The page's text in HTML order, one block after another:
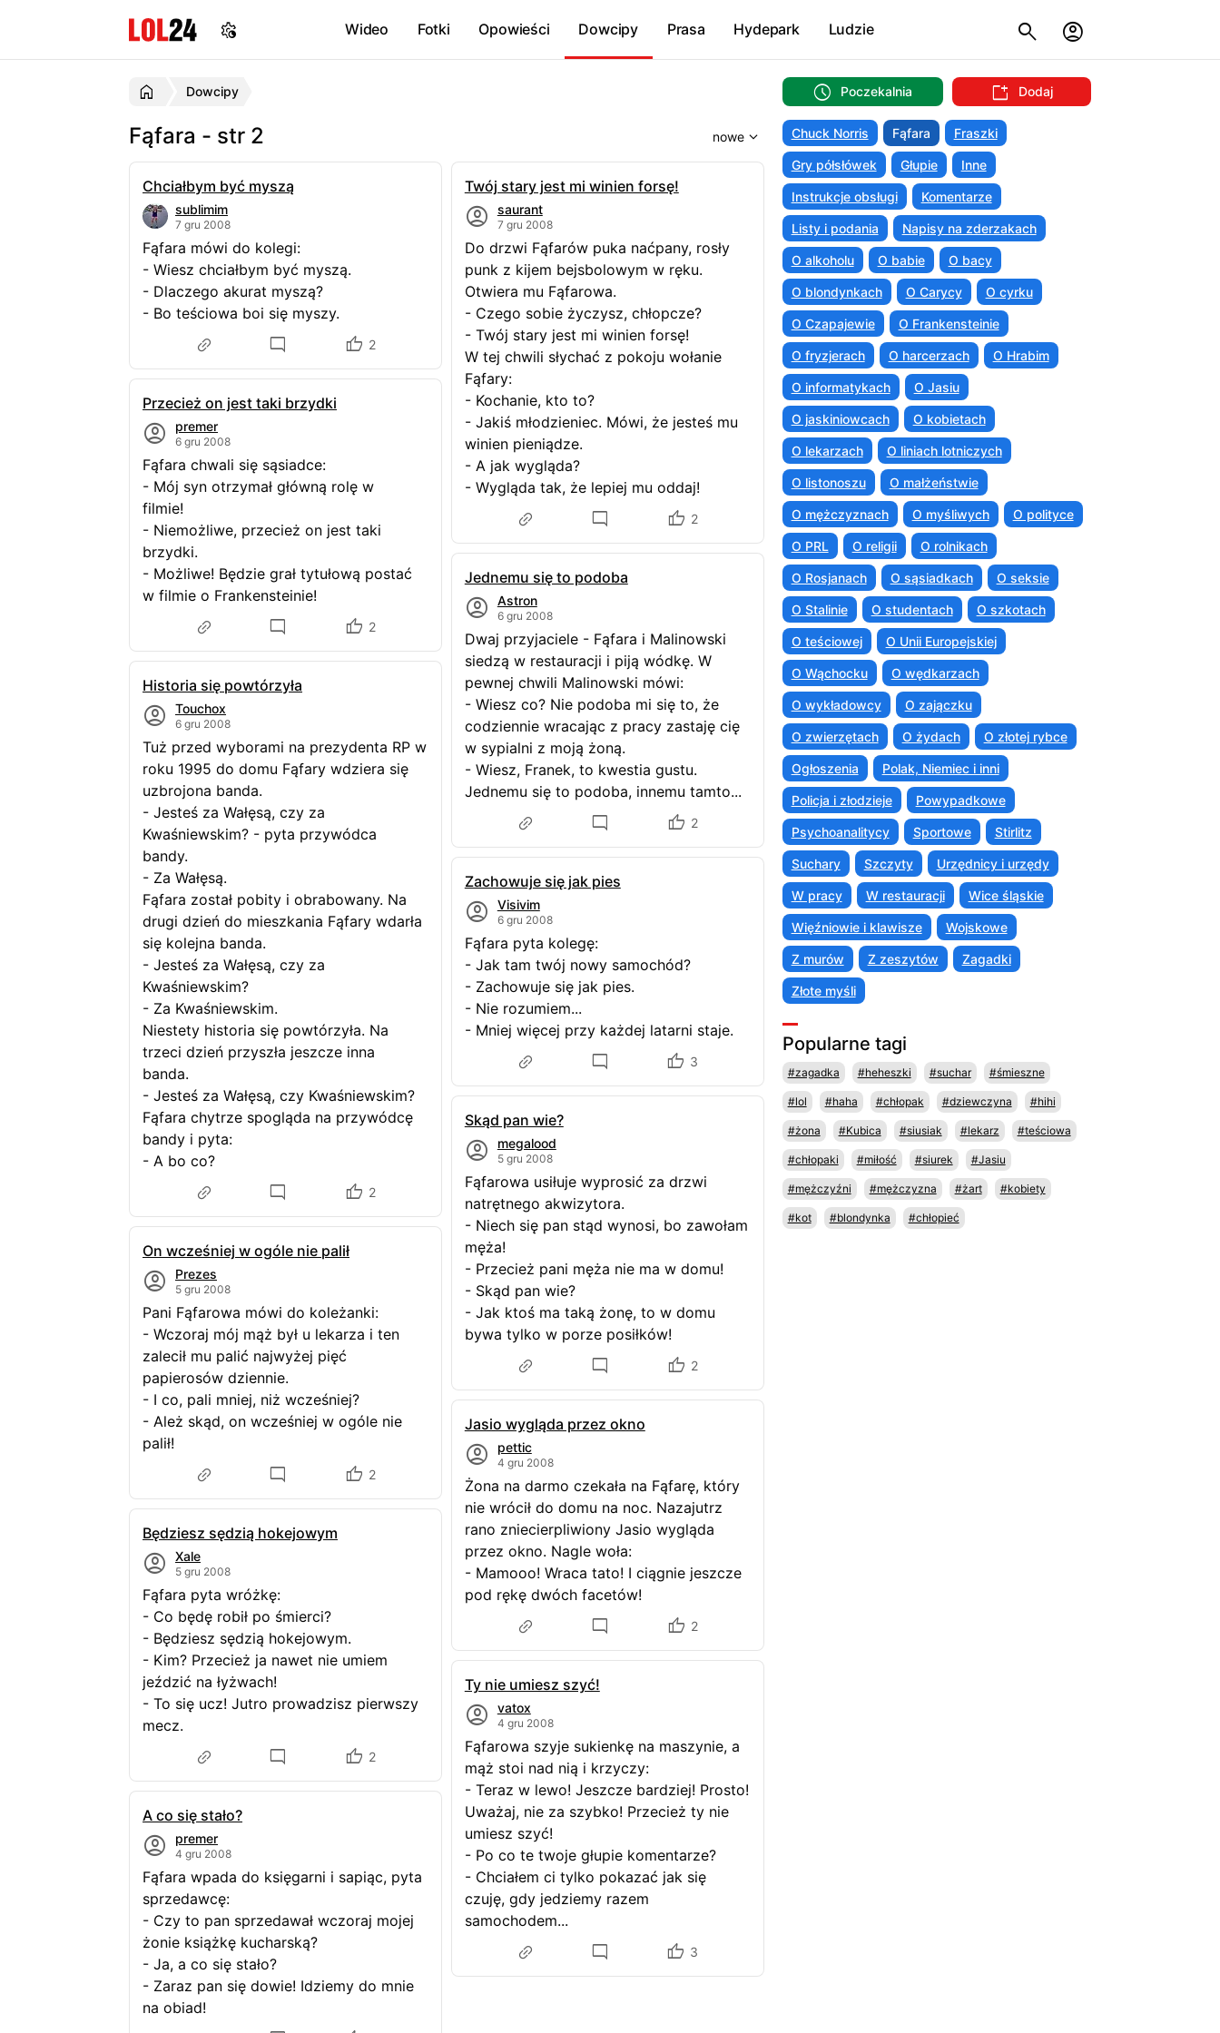
Wideo Fotki Opowieści Dowcipy Prasa Hydepark Ludzie
Dowcipy
Fąfara - str 2
Chciałbym być myszą
sublimim
7 gru 2008
Fąfara mówi do kolegi:
- Wiesz chciałbym być myszą.
- Dlaczego akurat myszą?
- Bo teściowa boi się myszy.
2
Twój stary jest mi winien forsę!
saurant
7 gru 2008
Do drzwi Fąfarów puka naćpany, rosły
punk z kijem bejsbolowym w ręku.
Otwiera mu Fąfarowa.
- Czego sobie życzysz, chłopcze?
- Twój stary jest mi winien forsę!
W tej chwili słychać z pokoju wołanie
Fąfary:
- Kochanie, kto to?
- Jakiś młodzieniec. Mówi, że jesteś mu
winien pieniądze.
- A jak wygląda?
- Wygląda tak, że lepiej mu oddaj!
2
Przecież on jest taki brzydki
premer
6 gru 2008
Fąfara chwali się sąsiadce:
- Mój syn otrzymał główną rolę w
filmie!
- Niemożliwe, przecież on jest taki
brzydki.
- Możliwe! Będzie grał tytułową postać
w filmie o Frankensteinie!
2
Jednemu się to podoba
Astron
6 gru 2008
Dwaj przyjaciele - Fąfara i Malinowski
siedzą w restauracji i piją wódkę. W
pewnej chwili Malinowski mówi:
- Wiesz co? Nie podoba mi się to, że
codziennie wracając z pracy zastaję cię
w sypialni z moją żoną.
- Wiesz, Franek, to kwestia gustu.
Jednemu się to podoba, innemu tamto...
2
Historia się powtórzyła
Touchox
6 gru 2008
Tuż przed wyborami na prezydenta RP w
roku 1995 do domu Fąfary wdziera się
uzbrojona banda.
- Jesteś za Wałęsą, czy za
Kwaśniewskim? - pyta przywódca
bandy.
- Za Wałęsą.
Fąfara został pobity i obrabowany. Na
drugi dzień do mieszkania Fąfary wdarła
się kolejna banda.
- Jesteś za Wałęsą, czy za
Kwaśniewskim?
- Za Kwaśniewskim.
Niestety historia się powtórzyła. Na
trzeci dzień przyszła jeszcze inna
banda.
- Jesteś za Wałęsą, czy Kwaśniewskim?
Fąfara chytrze spogląda na przywódcę
bandy i pyta:
- A bo co?
2
Zachowuje się jak pies
Visivim
6 gru 2008
Fąfara pyta kolegę:
- Jak tam twój nowy samochód?
- Zachowuje się jak pies.
- Nie rozumiem...
- Mniej więcej przy każdej latarni staje.
3
On wcześniej w ogóle nie palił
Prezes
5 gru 2008
Pani Fąfarowa mówi do koleżanki:
- Wczoraj mój mąż był u lekarza i ten
zalecił mu palić najwyżej pięć
papierosów dziennie.
- I co, pali mniej, niż wcześniej?
- Ależ skąd, on wcześniej w ogóle nie
palił!
2
Skąd pan wie?
megalood
5 gru 2008
Fąfarowa usiłuje wyprosić za drzwi
natrętnego akwizytora.
- Niech się pan stąd wynosi, bo zawołam
męża!
- Przecież pani męża nie ma w domu!
- Skąd pan wie?
- Jak ktoś ma taką żonę, to w domu
bywa tylko w porze posiłków!
2
Będziesz sędzią hokejowym
Xale
5 gru 2008
Fąfara pyta wróżkę:
- Co będę robił po śmierci?
- Będziesz sędzią hokejowym.
- Kim? Przecież ja nawet nie umiem
jeździć na łyżwach!
- To się ucz! Jutro prowadzisz pierwszy
mecz.
2
Jasio wygląda przez okno
pettic
4 gru 2008
Żona na darmo czekała na Fąfarę, który
nie wrócił do domu na noc. Nazajutrz
rano zniecierpliwiony Jasio wygląda
przez okno. Nagle woła:
- Mamooo! Wraca tato! I ciągnie jeszcze
pod rękę dwóch facetów!
2
A co się stało?
premer
4 gru 2008
Fąfara wpada do księgarni i sapiąc, pyta
sprzedawcę:
- Czy to pan sprzedawał wczoraj mojej
żonie książkę kucharską?
- Ja, a co się stało?
- Zaraz pan się dowie! Idziemy do mnie
na obiad!
Ty nie umiesz szyć!
vatox
4 gru 2008
Fąfarowa szyje sukienkę na maszynie, a
mąż stoi nad nią i krzyczy:
- Teraz w lewo! Jeszcze bardziej! Prosto!
Uważaj, nie za szybko! Przecież ty nie
umiesz szyć!
- Po co te twoje głupie komentarze?
- Chciałem ci tylko pokazać jak się
czuję, gdy jedziemy razem
samochodem...
3
Poczekalnia Dodaj
Chuck Norris Fąfara Fraszki
Gry półsłówek Głupie Inne
Instrukcje obsługi Komentarze
Listy i podania Napisy na zderzakach
O alkoholu O babie O bacy
O blondynkach O Carycy O cyrku
O Czapajewie O Frankensteinie
O fryzjerach O harcerzach O Hrabim
O informatykach O Jasiu
O jaskiniowcach O kobietach
O lekarzach O liniach lotniczych
O listonoszu O małżeństwie
O mężczyznach O myśliwych O polityce
O PRL O religii O rolnikach
O Rosjanach O sąsiadkach O seksie
O Stalinie O studentach O szkotach
O teściowej O Unii Europejskiej
O Wąchocku O wędkarzach
O wykładowcy O zajączku
O zwierzętach O żydach O złotej rybce
Ogłoszenia Polak, Niemiec i inni
Policja i złodzieje Powypadkowe
Psychoanalitycy Sportowe Stirlitz
Suchary Szczyty Urzędnicy i urzędy
W pracy W restauracji Wice śląskie
Więźniowie i klawisze Wojskowe
Z murów Z zeszytów Zagadki
Złote myśli
Popularne tagi
#zagadka #heheszki #suchar #śmieszne
#lol #haha #chłopak #dziewczyna #hihi
#żona #Kubica #siusiak #lekarz #teściowa
#chłopaki #miłość #siurek #Jasiu
#mężczyźni #mężczyzna #żart #kobiety
#kot #blondynka #chłopieć